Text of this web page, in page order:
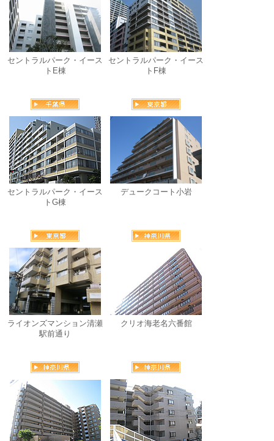
セントラルパーク・イース
トE棟
セントラルパーク・イース
トF棟
セントラルパーク・イース
トG棟
デュークコート小岩
ライオンズマンション清瀬
駅前通り
クリオ海老名六番館